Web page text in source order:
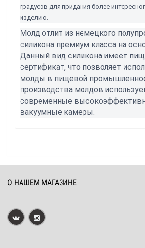
градусов для придания более
изделию.
Молд отлит из немецкого
силикона премиум класса на
Данный вид силикона имеет
сертификат, что позволяет
молды в пищевой
производства молдов
современные
вакуумные камеры.
О НАШЕМ МАГАЗИНЕ